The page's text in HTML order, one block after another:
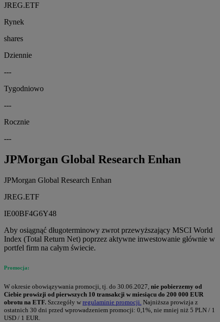
JREG.ETF
Rynek
shares
Dziennie
---
Tygodniowo
---
Rocznie
---
JPMorgan Global Research Enhan
JPMorgan Global Research Enhan
JREG.ETF
IE00BF4G6Y48
Aby osiągnąć długoterminowy zwrot przewyższający MSCI World
Index (Total Return Net) poprzez aktywne inwestowanie głównie w
portfel firm na całym świecie.
Promocja:
W okresie obowiązywania promocji, tj. do 30.06.2027, nie pobierzemy od
Ciebie prowizji od pierwszych 10 transakcji w miesiącu do 200 000 EUR
obrotu na ETF. Szczegóły w regulaminie promocji. Najniższa prowizja z
ostatnich 30 dni przed wprowadzeniem promocji: 0,1%, nie mniej niż 5 PLN / 1
USD / 1 EUR.